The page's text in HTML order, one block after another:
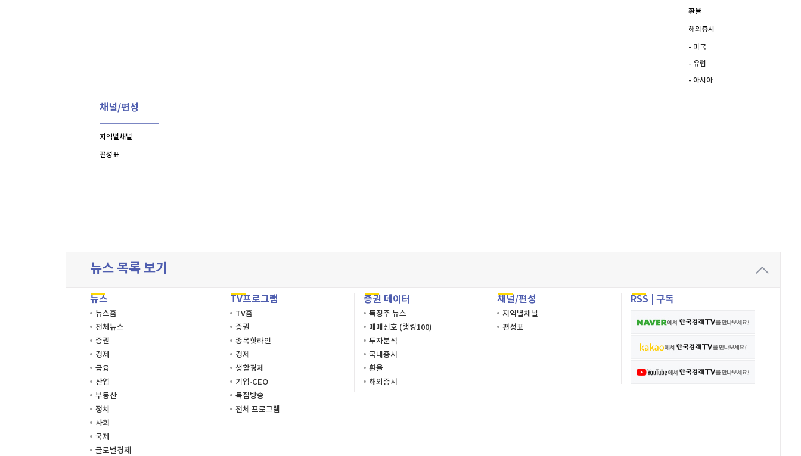
환율
해외증시
- 미국
- 유럽
- 아시아
채널/편성
지역별채널
편성표
뉴스 목록 보기
뉴스
뉴스홈
전체뉴스
증권
경제
금융
산업
부동산
정치
사회
국제
글로벌경제
TV프로그램
TV홈
증권
종목핫라인
경제
생활경제
기업·CEO
특집방송
전체 프로그램
증권 데이터
특징주 뉴스
매매신호 (랭킹100)
투자분석
국내증시
환율
해외증시
채널/편성
지역별채널
편성표
RSS 구독